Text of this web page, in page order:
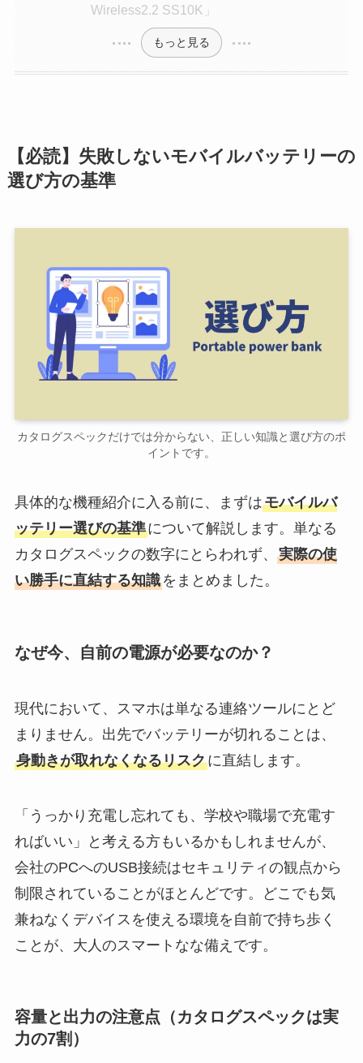
Wireless2.2 SS10K」
もっと見る
【必読】失敗しないモバイルバッテリーの
選び方の基準
カタログスペックだけでは分からない、正しい知識と選び方のポ
イントです。
具体的な機種紹介に入る前に、まずはモバイルバ
ッテリー選びの基準について解説します。単なる
カタログスペックの数字にとらわれず、 実際の使
い勝手に直結する知識をまとめました。
なぜ今、自前の電源が必要なのか？
現代において、スマホは単なる連絡ツールにとど
まりません。出先でバッテリーが切れることは、
身動きが取れなくなるリスクに直結します。
「うっかり充電し忘れても、学校や職場で充電す
ればいい」と考える方もいるかもしれませんが、
会社のPCへのUSB接続はセキュリティの観点から
制限されていることがほとんどです。どこでも気
兼ねなくデバイスを使える環境を自前で持ち歩く
ことが、大人のスマートなな備えです。
容量と出力の注意点（カタログスペックは実
力の7割）